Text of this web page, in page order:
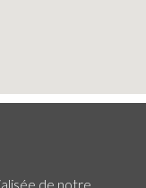
de notre